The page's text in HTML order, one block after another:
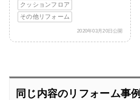
クッションフロア
その他リフォーム
2020年03月20日公開
同じ内容のリフォーム事例